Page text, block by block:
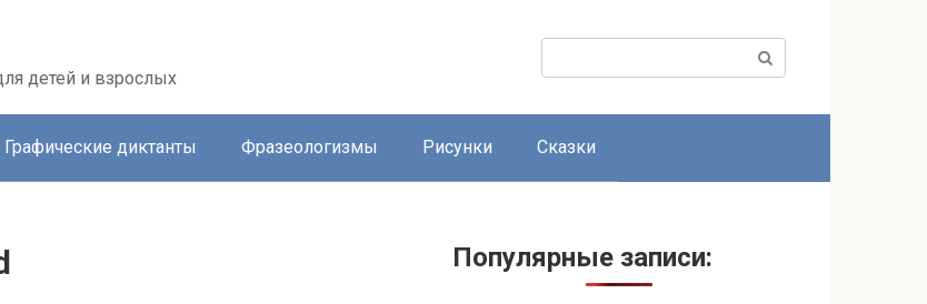
детей и взрослых
Поиск:
Графические диктанты Фразеологизмы Рисунки Сказки
Популярные записи: